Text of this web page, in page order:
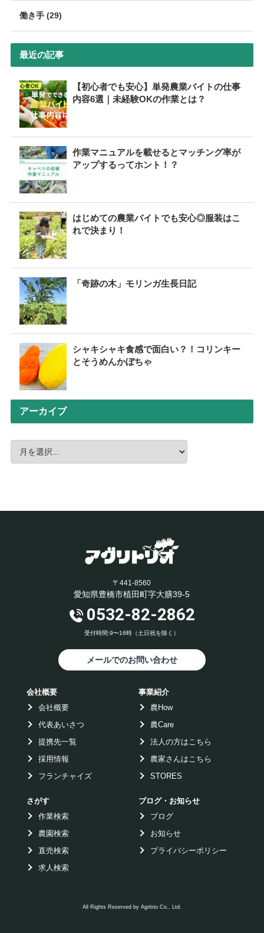
働き手 (29)
最近の記事
【初心者でも安心】単発農業バイトの仕事
内容6選｜未経験OKの作業とは？
作業マニュアルを載せるとマッチング率が
アップするってホント！？
はじめての農業バイトでも安心◎服装はこ
れで決まり！
「奇跡の木」モリンガ生長日記
シャキシャキ食感で面白い？！コリンキー
とそうめんかぼちゃ
アーカイブ
〒441-8560
愛知県豊橋市植田町字大膳39-5
0532-82-2862
受付時間:9〜16時（土日祝を除く）
メールでのお問い合わせ
会社概要
会社概要
代表あいさつ
提携先一覧
採用情報
フランチャイズ
事業紹介
農How
農Care
法人の方はこちら
農家さんはこちら
STORES
さがす
作業検索
農園検索
直売検索
求人検索
ブログ・お知らせ
ブログ
お知らせ
プライバシーポリシー
All Rights Reserved by Agritrio Co., Ltd.